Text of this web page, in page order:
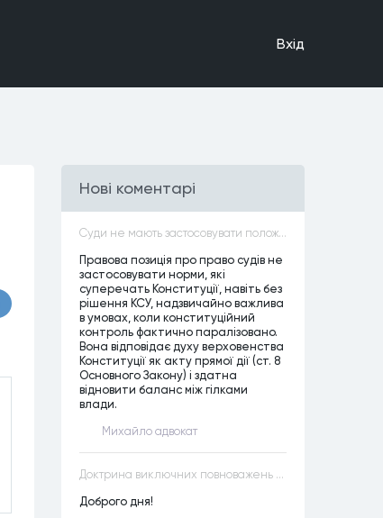
Вхiд
Нові коментарі
Суди не мають застосовувати положення законів, які не відповідають Конституції, незалежно від того, чи визнавалися вони Конституційним Судом України неконституційними, тобто закони, що суперечать Конституції України не можуть застосовуватися навіть у випадках, коли вони є чинними
Правова позиція про право судів не
застосовувати норми, які
суперечать Конституції, навіть без
рішення КСУ, надзвичайно важлива
в умовах, коли конституційний
контроль фактично паралізовано.
Вона відповідає духу верховенства
Конституції як акту прямої дії (ст. 8
Основного Закону) і здатна
відновити баланс між гілками
влади.
Михайло адвокат
Доктрина виключних повноважень VS Доктрина прихованих повноважень
Доброго дня!